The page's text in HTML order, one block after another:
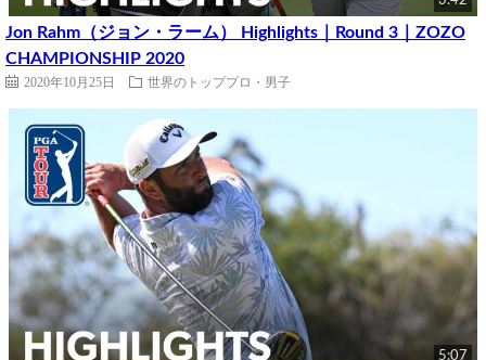
Jon Rahm（ジョン・ラーム） Highlights｜Round 3｜ZOZO
CHAMPIONSHIP 2020
2020年10月25日 世界のトッププロ・男子
5:07